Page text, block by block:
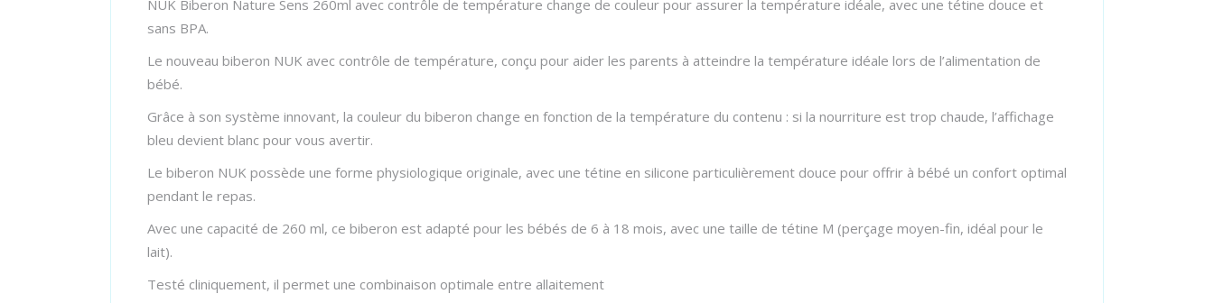
NUK Biberon Nature Sens 260ml avec contrôle de température change de couleur pour assurer la température idéale, avec une tétine douce et
sans BPA.
Le nouveau biberon NUK avec contrôle de température, conçu pour aider les parents à atteindre la température idéale lors de l’alimentation de
bébé.
Grâce à son système innovant, la couleur du biberon change en fonction de la température du contenu : si la nourriture est trop chaude, l’affichage
bleu devient blanc pour vous avertir.
Le biberon NUK possède une forme physiologique originale, avec une tétine en silicone particulièrement douce pour offrir à bébé un confort optimal
pendant le repas.
Avec une capacité de 260 ml, ce biberon est adapté pour les bébés de 6 à 18 mois, avec une taille de tétine M (perçage moyen-fin, idéal pour le
lait).
Testé cliniquement, il permet une combinaison optimale entre allaitement